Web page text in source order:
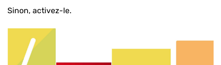
Sinon, activez-le.